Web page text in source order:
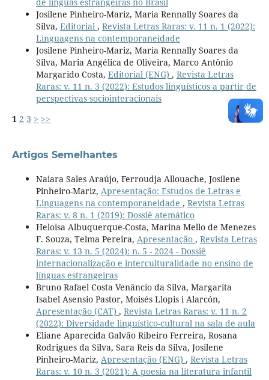
Josilene Pinheiro-Mariz, Maria Rennally Soares da
Silva, Editorial , Revista Letras Raras: v. 11 n. 1 (2022):
Linguagens na contemporaneidade
Josilene Pinheiro-Mariz, Maria Rennally Soares da
Silva, Maria Angélica de Oliveira, Marco Antônio
Margarido Costa, Editorial (ENG) , Revista Letras
Raras: v. 11 n. 3 (2022): Estudos linguísticos a partir de
perspectivas sociointeracionais
1 2 3 > >>
Artigos Semelhantes
Naiara Sales Araújo, Ferroudja Allouache, Josilene
Pinheiro-Mariz, Apresentação: Estudos de Letras e
Linguagens na contemporaneidade , Revista Letras
Raras: v. 8 n. 1 (2019): Dossiê atemático
Heloisa Albuquerque-Costa, Marina Mello de Menezes
F. Souza, Telma Pereira, Apresentação , Revista Letras
Raras: v. 13 n. 5 (2024): n. 5 - 2024 - Dossiê
internacionalização e interculturalidade no ensino de
línguas estrangeiras
Bruno Rafael Costa Venâncio da Silva, Margarita
Isabel Asensio Pastor, Moisés Llopis i Alarcón,
Apresentação (CAT) , Revista Letras Raras: v. 11 n. 2
(2022): Diversidade linguístico-cultural na sala de aula
Eliane Aparecida Galvão Ribeiro Ferreira, Rosana
Rodrigues da Silva, Sara Reis da Silva, Josilene
Pinheiro-Mariz, Apresentação (ENG) , Revista Letras
Raras: v. 10 n. 3 (2021): A poesia na literatura infantil